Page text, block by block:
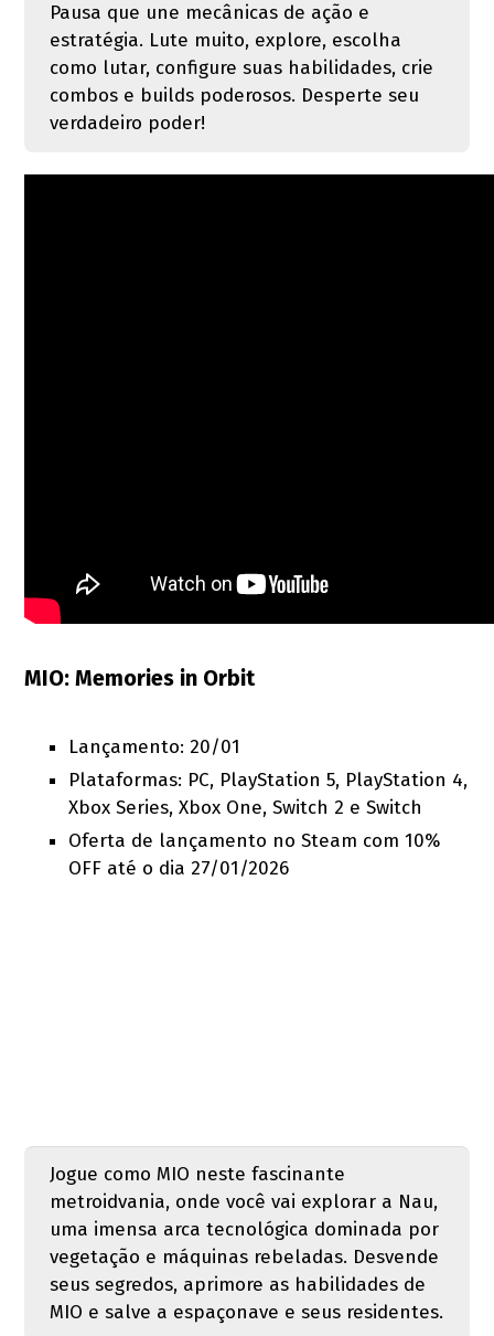
Pausa que une mecânicas de ação e
estratégia. Lute muito, explore, escolha
como lutar, configure suas habilidades, crie
combos e builds poderosos. Desperte seu
verdadeiro poder!
MIO: Memories in Orbit
Lançamento: 20/01
Plataformas: PC, PlayStation 5, PlayStation 4,
Xbox Series, Xbox One, Switch 2 e Switch
Oferta de lançamento no Steam com 10%
OFF até o dia 27/01/2026
Jogue como MIO neste fascinante
metroidvania, onde você vai explorar a Nau,
uma imensa arca tecnológica dominada por
vegetação e máquinas rebeladas. Desvende
seus segredos, aprimore as habilidades de
MIO e salve a espaçonave e seus residentes.